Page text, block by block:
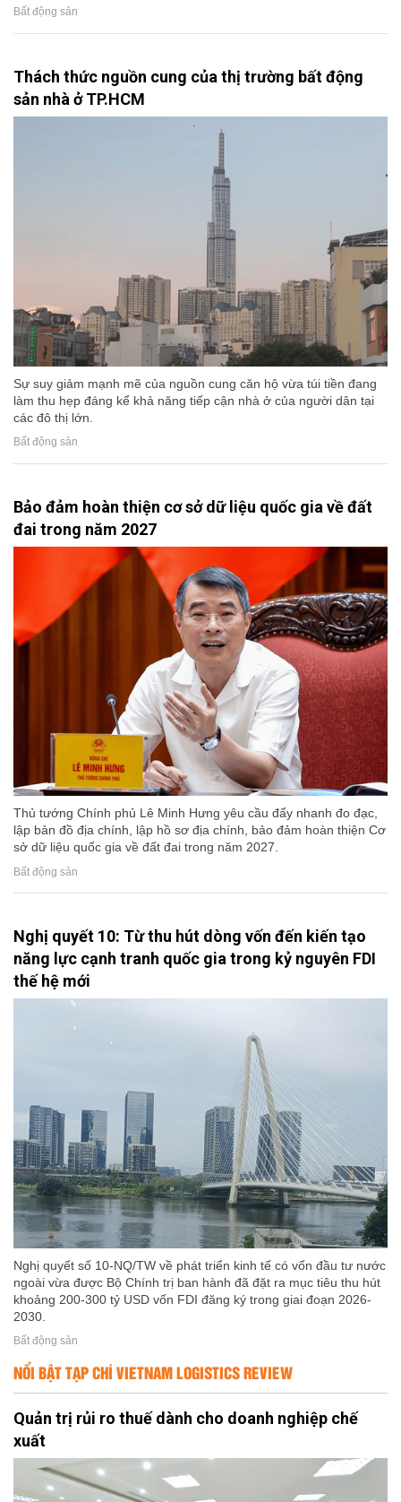
Bất động sản
Thách thức nguồn cung của thị trường bất động
sản nhà ở TP.HCM
Sự suy giảm mạnh mẽ của nguồn cung căn hộ vừa túi tiền đang
làm thu hẹp đáng kể khả năng tiếp cận nhà ở của người dân tại
các đô thị lớn.
Bất động sản
Bảo đảm hoàn thiện cơ sở dữ liệu quốc gia về đất
đai trong năm 2027
Thủ tướng Chính phủ Lê Minh Hưng yêu cầu đẩy nhanh đo đạc,
lập bản đồ địa chính, lập hồ sơ địa chính, bảo đảm hoàn thiện Cơ
sở dữ liệu quốc gia về đất đai trong năm 2027.
Bất động sản
Nghị quyết 10: Từ thu hút dòng vốn đến kiến tạo
năng lực cạnh tranh quốc gia trong kỷ nguyên FDI
thế hệ mới
Nghị quyết số 10-NQ/TW về phát triển kinh tế có vốn đầu tư nước
ngoài vừa được Bộ Chính trị ban hành đã đặt ra mục tiêu thu hút
khoảng 200-300 tỷ USD vốn FDI đăng ký trong giai đoạn 2026-
2030.
Bất động sản
NỔI BẬT TẠP CHÍ VIETNAM LOGISTICS REVIEW
Quản trị rủi ro thuế dành cho doanh nghiệp chế
xuất